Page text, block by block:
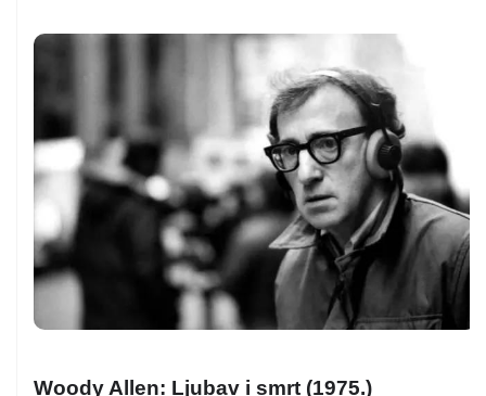
Woody Allen: Ljubav i smrt (1975.)